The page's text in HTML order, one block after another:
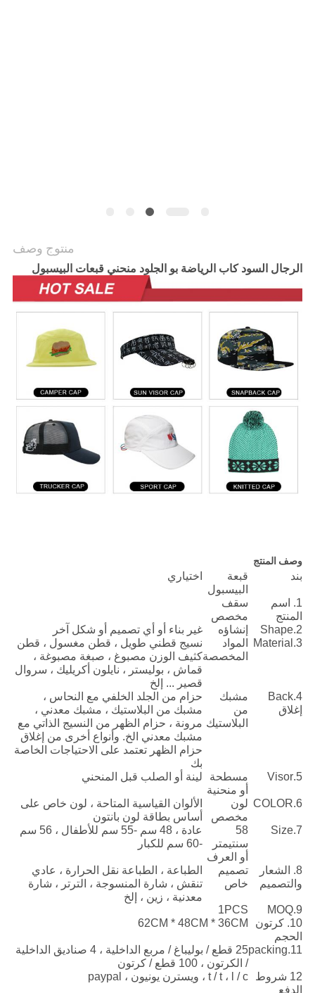
منتوج وصف
الرجال السود كاب الرياضة بو الجلود منحني قبعات البيسبول
وصف المنتج
بند
قبعة
البيسبول
اختياري
1. اسم
المنتج
سقف
مخصص
2.Shape إنشاؤه
غير بناء أو أي تصميم أو شكل آخر
3.Material
المواد
المخصصة
نسيج قطني طويل ، قطن مغسول ، قطن
كثيف الوزن مصبوغ ، صبغة مصبوغة ،
قماش ، بوليستر ، نايلون أكريليك ، سروال
قصير ... إلخ
4.Back
إغلاق
مشبك
من
البلاستيك
حزام من الجلد الخلفي مع النحاس ،
مشبك من البلاستيك ، مشبك معدني ،
مرونة ، حزام الظهر من النسيج الذاتي مع
مشبك معدني الخ. وأنواع أخرى من إغلاق
حزام الظهر تعتمد على الاحتياجات الخاصة
بك
5.Visor
مسطحة
أو منحنية
لينة أو الصلب قبل المنحني
6.COLOR
لون
مخصص
الألوان القياسية المتاحة ، لون خاص على
أساس بطاقة لون بانتون
7.Size
58
سنتيمتر
أو العرف
عادة ، 48 سم -55 سم للأطفال ، 56 سم
-60 سم للكبار
8. الشعار
والتصميم
تصميم
خاص
الطباعة ، الطباعة نقل الحرارة ، عادي
تنقش ، شارة المنسوجة ، الترتر ، شارة
معدنية ، زين ، إلخ
9.MOQ
1PCS
10. كرتون
الحجم
62CM * 48CM * 36CM
11.packing
25 قطع / بوليباغ / مربع الداخلية ، 4 صناديق الداخلية
/ الكرتون ، 100 قطع / كرتون
12 شروط
الدفع
t / t ، l / c ، ويسترن يونيون ، paypal